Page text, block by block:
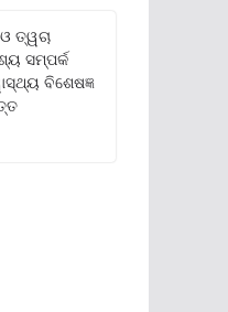
ତ୍ୱଚା
ସମ୍ପର୍କ
ବିଶେଷଜ୍ଞ